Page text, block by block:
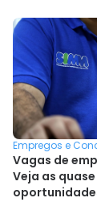
Empregos e
Vagas de
Veja as